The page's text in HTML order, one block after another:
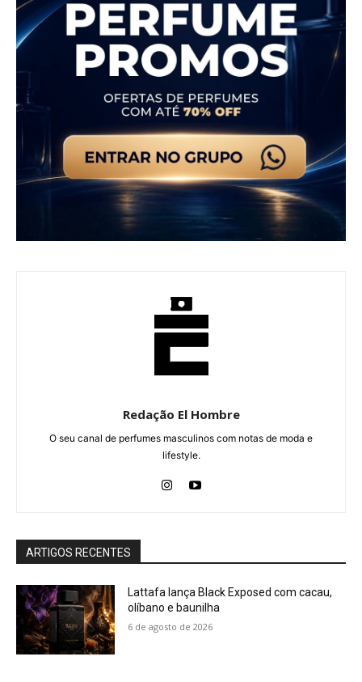
Redação El Hombre
O seu canal de perfumes masculinos com notas de moda e
lifestyle.
ARTIGOS RECENTES
Lattafa lança Black Exposed com cacau,
olíbano e baunilha
6 de agosto de 2026